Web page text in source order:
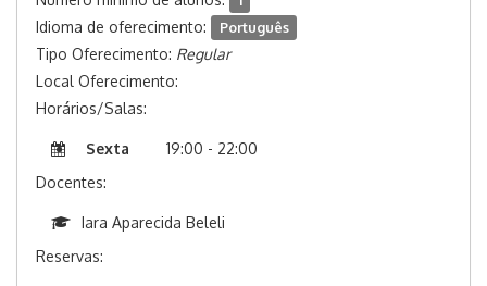
Idioma de oferecimento: Português
Tipo Oferecimento: Regular
Local Oferecimento:
Horários/Salas:
Sexta
19:00 - 22:00
Docentes:
Iara Aparecida Beleli
Reservas: